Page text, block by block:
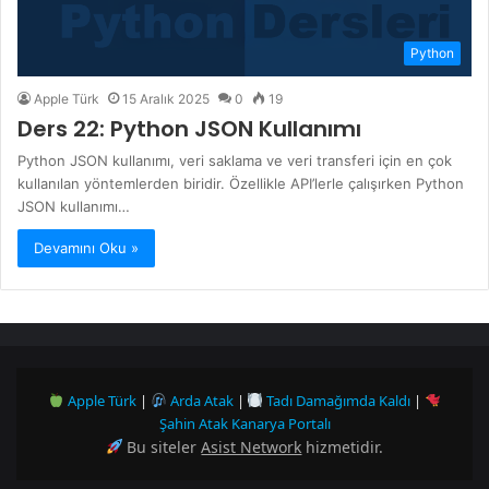
Python
Apple Türk 15 Aralık 2025 0 19
Ders 22: Python JSON Kullanımı
Python JSON kullanımı, veri saklama ve veri transferi için en çok
kullanılan yöntemlerden biridir. Özellikle API’lerle çalışırken Python
JSON kullanımı…
Devamını Oku »
Apple Türk| Arda Atak| Tadı Damağımda Kaldı |
Şahin Atak Kanarya Portalı
Bu sitelerAsist Network hizmetidir.